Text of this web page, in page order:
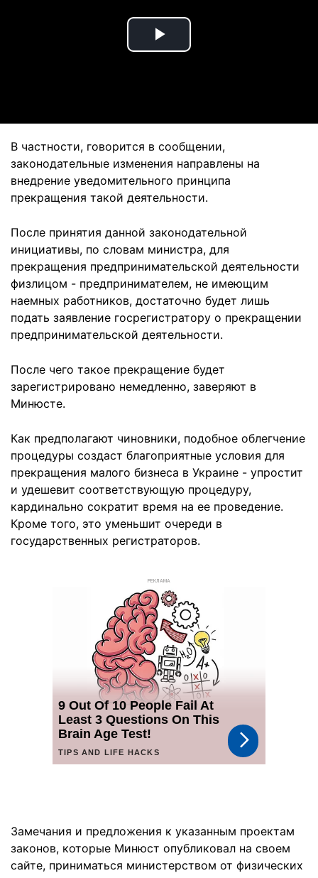
Play
В частности, говорится в сообщении,
законодательные изменения направлены на
внедрение уведомительного принципа
прекращения такой деятельности.
После принятия данной законодательной
инициативы, по словам министра, для
прекращения предпринимательской деятельности
физлицом - предпринимателем, не имеющим
наемных работников, достаточно будет лишь
подать заявление госрегистратору о прекращении
предпринимательской деятельности.
После чего такое прекращение будет
зарегистрировано немедленно, заверяют в
Минюсте.
Как предполагают чиновники, подобное облегчение
процедуры создаст благоприятные условия для
прекращения малого бизнеса в Украине - упростит
и удешевит соответствующую процедуру,
кардинально сократит время на ее проведение.
Кроме того, это уменьшит очереди в
государственных регистраторов.
РЕКЛАМА
Замечания и предложения к указанным проектам
законов, которые Минюст опубликовал на своем
сайте, приниматься министерством от физических